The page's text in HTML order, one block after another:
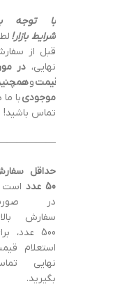
با توجه
شرایط بازار!
قبل از
نهایی،در
قیمتو
موجودیبا ما
تماس باشید!
حداقل
50 عدد
است
در
سفارش
500 عدد،
استعلام
نهایی
بگیرید.